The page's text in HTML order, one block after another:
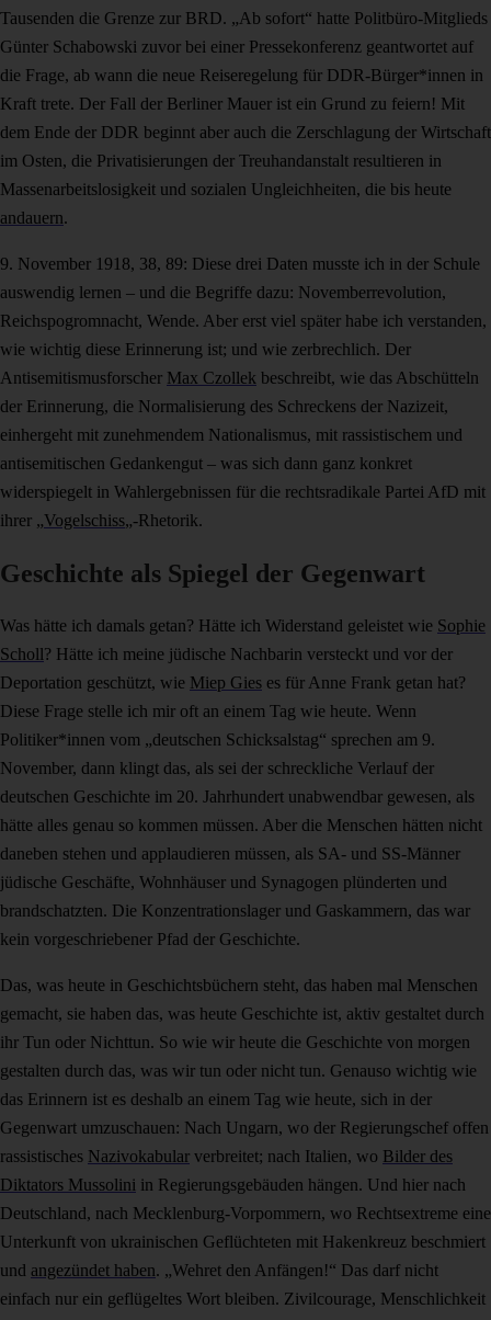
Tausenden die Grenze zur BRD. „Ab sofort“ hatte Politbüro-Mitglieds
Günter Schabowski zuvor bei einer Pressekonferenz geantwortet auf
die Frage, ab wann die neue Reiseregelung für DDR-Bürger*innen in
Kraft trete. Der Fall der Berliner Mauer ist ein Grund zu feiern! Mit
dem Ende der DDR beginnt aber auch die Zerschlagung der Wirtschaft
im Osten, die Privatisierungen der Treuhandanstalt resultieren in
Massenarbeitslosigkeit und sozialen Ungleichheiten, die bis heute
andauern.
9. November 1918, 38, 89: Diese drei Daten musste ich in der Schule
auswendig lernen – und die Begriffe dazu: Novemberrevolution,
Reichspogromnacht, Wende. Aber erst viel später habe ich verstanden,
wie wichtig diese Erinnerung ist; und wie zerbrechlich. Der
Antisemitismusforscher Max Czollek beschreibt, wie das Abschütteln
der Erinnerung, die Normalisierung des Schreckens der Nazizeit,
einhergeht mit zunehmendem Nationalismus, mit rassistischem und
antisemitischen Gedankengut – was sich dann ganz konkret
widerspiegelt in Wahlergebnissen für die rechtsradikale Partei AfD mit
ihrer „Vogelschiss„-Rhetorik.
Geschichte als Spiegel der Gegenwart
Was hätte ich damals getan? Hätte ich Widerstand geleistet wie Sophie
Scholl? Hätte ich meine jüdische Nachbarin versteckt und vor der
Deportation geschützt, wie Miep Gies es für Anne Frank getan hat?
Diese Frage stelle ich mir oft an einem Tag wie heute. Wenn
Politiker*innen vom „deutschen Schicksalstag“ sprechen am 9.
November, dann klingt das, als sei der schreckliche Verlauf der
deutschen Geschichte im 20. Jahrhundert unabwendbar gewesen, als
hätte alles genau so kommen müssen. Aber die Menschen hätten nicht
daneben stehen und applaudieren müssen, als SA- und SS-Männer
jüdische Geschäfte, Wohnhäuser und Synagogen plünderten und
brandschatzten. Die Konzentrationslager und Gaskammern, das war
kein vorgeschriebener Pfad der Geschichte.
Das, was heute in Geschichtsbüchern steht, das haben mal Menschen
gemacht, sie haben das, was heute Geschichte ist, aktiv gestaltet durch
ihr Tun oder Nichttun. So wie wir heute die Geschichte von morgen
gestalten durch das, was wir tun oder nicht tun. Genauso wichtig wie
das Erinnern ist es deshalb an einem Tag wie heute, sich in der
Gegenwart umzuschauen: Nach Ungarn, wo der Regierungschef offen
rassistisches Nazivokabular verbreitet; nach Italien, wo Bilder des
Diktators Mussolini in Regierungsgebäuden hängen. Und hier nach
Deutschland, nach Mecklenburg-Vorpommern, wo Rechtsextreme eine
Unterkunft von ukrainischen Geflüchteten mit Hakenkreuz beschmiert
und angezündet haben. „Wehret den Anfängen!“ Das darf nicht
einfach nur ein geflügeltes Wort bleiben. Zivilcourage, Menschlichkeit